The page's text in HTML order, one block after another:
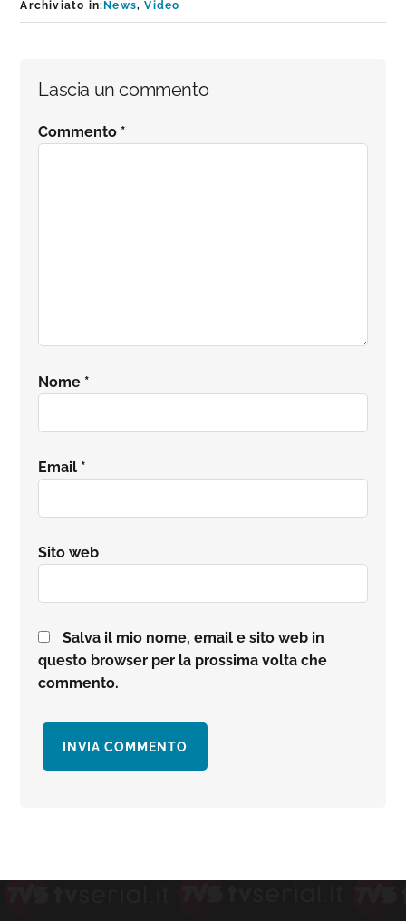
Archiviato in: News,Video
Interazioni
del
Lascia un commento
Commento *
Nome *
Email *
Sito web
Salva il mio nome, email e sito web in
questo browser per la prossima volta che
commento.